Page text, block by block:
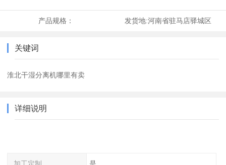
产品规格： 发货地:河南省驻马店驿城区
关键词
淮北干湿分离机哪里有卖
详细说明